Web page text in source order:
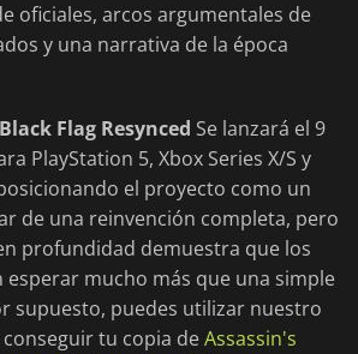
oficiales, arcos argumentales de
y una narrativa de la época
Flag Resynced Se lanzará el 9
PlayStation 5, Xbox Series X/S y
el proyecto como un
de una reinvención completa, pero
profundidad demuestra que los
esperar mucho más que una simple
supuesto, puedes utilizar nuestro
tu copia deAssassin's